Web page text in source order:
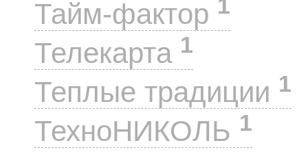
Тайм-фактор 1
Телекарта 1
Теплые традиции 1
ТехноНИКОЛЬ 1